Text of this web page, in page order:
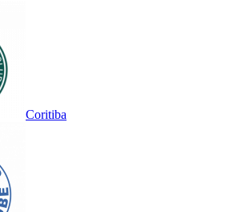
Coritiba